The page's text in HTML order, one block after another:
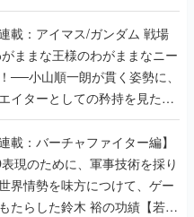
載：アイマス/ガンダム 戦場
ままな王様のわがままなニー
──小山順一朗が貫く姿勢に、
イターとしての矜持を見た
り最終回】
載：バーチャファイター編】
表現のために、軍事技術を採り
界情勢を味方につけて、ゲー
たらした鈴木 裕の功績【若ゲ